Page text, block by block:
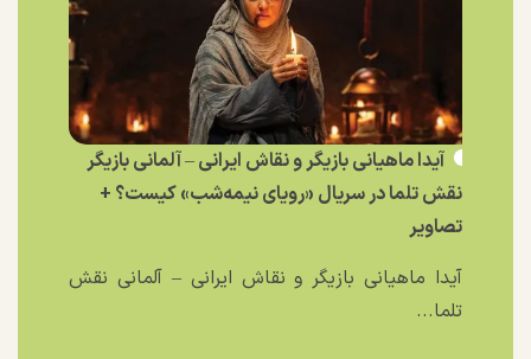
آیدا ماهیانی بازیگر و نقاش ایرانی – آلمانی بازیگر
نقش تلما در سریال «رویای نیمه‌شب» کیست؟ +
تصاویر
آیدا ماهیانی بازیگر و نقاش ایرانی – آلمانی نقش
تلما...